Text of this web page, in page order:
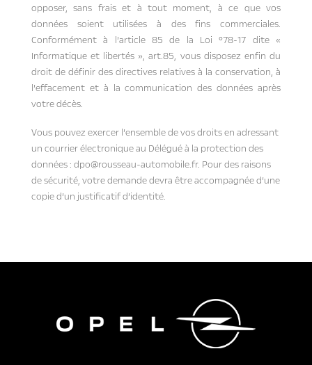
opposer, sans frais et à tout moment, à ce que vos
données soient utilisées à des fins commerciales.
Conformément à l’article 85 de la Loi °78-17 dite «
Informatique et libertés », art.85, vous disposez enfin du
droit de définir des directives relatives à la conservation, à
l’effacement et à la communication des données après
votre décès.
Vous pouvez exercer l’ensemble de vos droits en adressant
un courrier électronique au Délégué à la protection des
données : dpo@rousseau-automobile.fr. Pour des raisons
de sécurité, votre demande devra être accompagnée d’une
copie d’un justificatif d’identité.